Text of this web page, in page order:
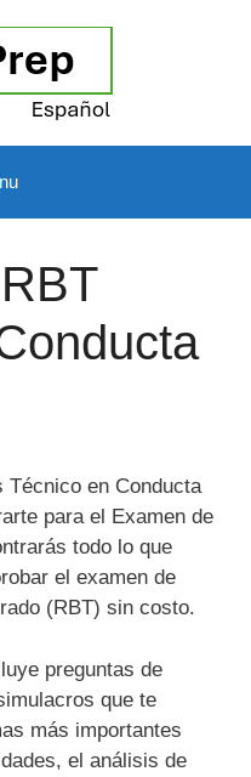
Técnico en Conducta
para el Examen de
todo lo que
el examen de
(RBT) sin costo.
preguntas de
que te
más importantes
el análisis de